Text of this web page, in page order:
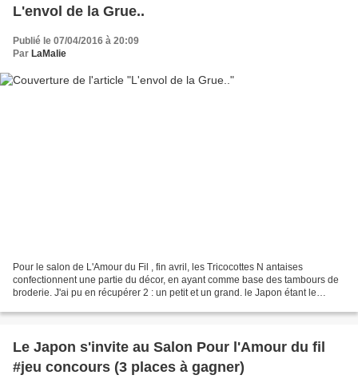
L'envol de la Grue..
Publié le 07/04/2016 à 20:09
Par LaMalie
Pour le salon de L'Amour du Fil , fin avril, les Tricocottes N antaises
confectionnent une partie du décor, en ayant comme base des tambours de
broderie. J'ai pu en récupérer 2 : un petit et un grand. le Japon étant le
Le Japon s'invite au Salon Pour l'Amour du fil
#jeu concours (3 places à gagner)